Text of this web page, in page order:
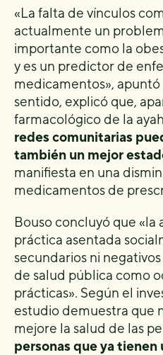
«La falta de vínculos
actualmente un
importante como la
y es un predictor de
medicamentos», apuntó
sentido, explicó que,
farmacológico de la
redes comunitarias
también un mejor
manifiesta en una
medicamentos de
Bouso concluyó que «la
práctica asentada
secundarios ni
de salud pública como
prácticas». Según el
estudio demuestra que
mejore la salud de las
personas que ya